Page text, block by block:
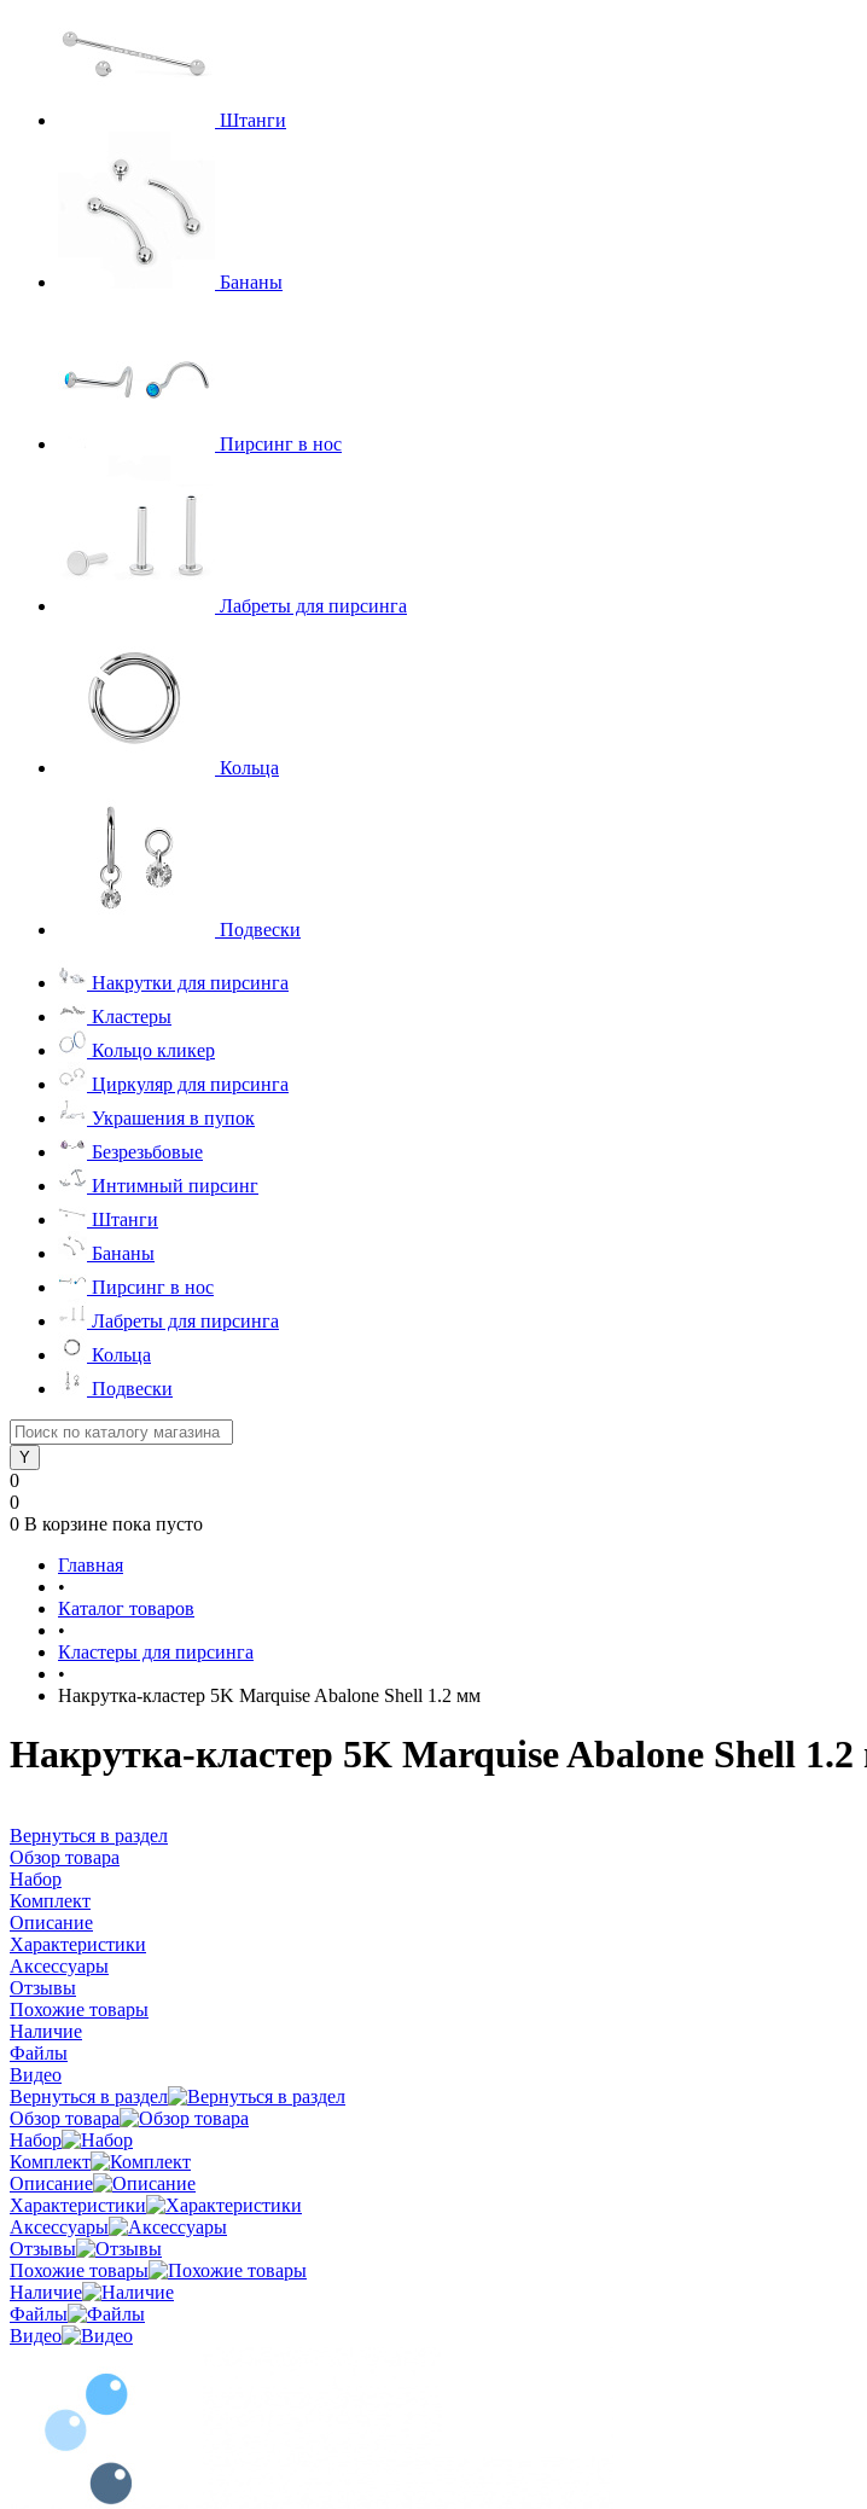
Штанги
Бананы
Пирсинг в нос
Лабреты для пирсинга
Кольца
Подвески
Накрутки для пирсинга
Кластеры
Кольцо кликер
Циркуляр для пирсинга
Украшения в пупок
Безрезьбовые
Интимный пирсинг
Штанги
Бананы
Пирсинг в нос
Лабреты для пирсинга
Кольца
Подвески
0
0
0 В корзине пока пусто
Главная
•
Каталог товаров
•
Кластеры для пирсинга
•
Накрутка-кластер 5K Marquise Abalone Shell 1.2 мм
Накрутка-кластер 5K Marquise Abalone Shell
Вернуться в раздел
Обзор товара
Набор
Комплект
Описание
Характеристики
Аксессуары
Отзывы
Похожие товары
Наличие
Файлы
Видео
Вернуться в раздел
Обзор товара
Набор
Комплект
Описание
Характеристики
Аксессуары
Отзывы
Похожие товары
Наличие
Файлы
Видео